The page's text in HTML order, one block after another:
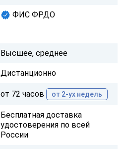
ФИС ФРДО
Высшее, среднее
Дистанционно
от 72 часов от 2-ух недель
Бесплатная доставка
удостоверения по всей
России